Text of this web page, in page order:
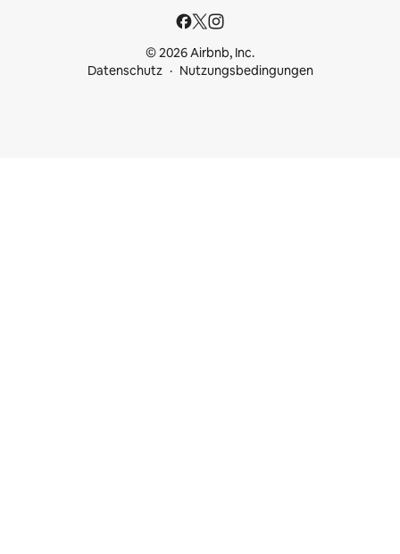
© 2026 Airbnb, Inc.
Datenschutz
Nutzungsbedingungen